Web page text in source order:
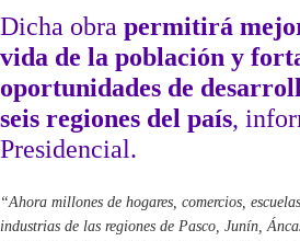
Dicha obra permitirá
vida de la población y
oportunidades de
seis regiones del país,
Presidencial.
“Ahora millones de hogares, comercios,
industrias de las regiones de Pasco, Junín,